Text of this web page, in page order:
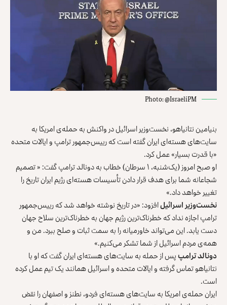
Photo: @IsraeliPM
بنیامین نتانیاهو، نخست‌وزیر اسرائیل در واکنش به حمله‌ی امریکا به
سایت‌های هسته‌ای ایران گفته است که رییس‌جمهور ترامپ و ایالات متحده
«با قدرت بسیار» عمل کرد.
او صبح امروز (یک‌شنبه، ۱ سرطان) خطاب به دونالد ترامپ گفت: « تصمیم
شجاعانه شما برای هدف قرار دادن تأسیسات هسته‌ای رژیم ایران تاریخ را
تغییر خواهد داد.»
نخست‌وزیر اسرائیلافزود: «در تاریخ نوشته خواهد شد که رییس‌جمهور
ترامپ اجازه نداد که خطرناک‌ترین رژیم جهان به خطرناک‌ترین سلاح جهان
دست یابد. این می‌تواند خاورمیانه را به سمت ثبات و صلح ببرد. من و
همه‌ی مردم اسرائیل از شما تشکر می‌کنیم.»
دونالد ترامپپس از حمله به سایت‌های هسته‌ای ایران گفت که او با
نتانیاهو تماس گرفته و ایالات متحده و اسرائیل همانند یک تیم عمل کرده
است.
ایران حمله‌ی امریکا به سایت‌های هسته‌ای فردو، نطنز و اصفهان را نقض